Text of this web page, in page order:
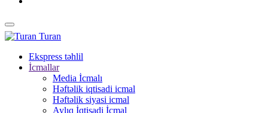
Turan
Ekspress təhlil
İcmallar
Media İcmalı
Həftəlik iqtisadi icmal
Həftəlik siyasi icmal
Aylıq İqtisadi İcmal